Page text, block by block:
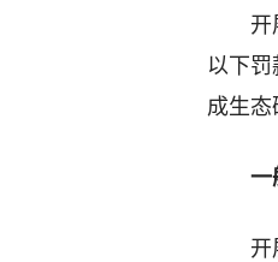
开
以下
成生
一